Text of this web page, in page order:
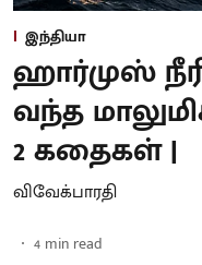
இந்தியா
ஹார்முஸ்
வந்த
2 கதைகள் |
விவேக்பாரதி
4 min read